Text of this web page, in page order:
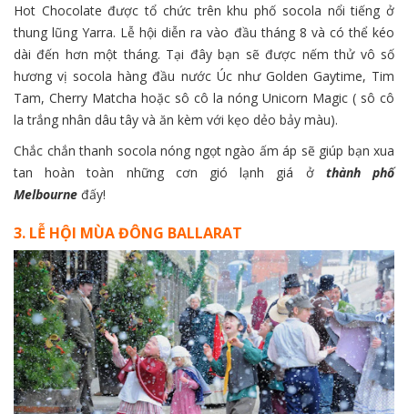
Hot Chocolate được tổ chức trên khu phố socola nổi tiếng ở
thung lũng Yarra. Lễ hội diễn ra vào đầu tháng 8 và có thể kéo
dài đến hơn một tháng. Tại đây bạn sẽ được nếm thử vô số
hương vị socola hàng đầu nước Úc như Golden Gaytime, Tim
Tam, Cherry Matcha hoặc sô cô la nóng Unicorn Magic ( sô cô
la trắng nhân dâu tây và ăn kèm với kẹo dẻo bảy màu).
Chắc chắn thanh socola nóng ngọt ngào ấm áp sẽ giúp bạn xua
tan hoàn toàn những cơn gió lạnh giá ở thành phố
Melbourne đấy!
3. LỄ HỘI MÙA ĐÔNG BALLARAT